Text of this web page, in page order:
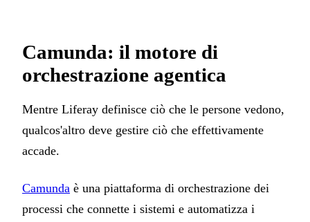
Camunda: il motore di
orchestrazione agentica
Mentre Liferay definisce ciò che le persone vedono,
qualcos'altro deve gestire ciò che effettivamente
accade.
Camunda è una piattaforma di orchestrazione dei
processi che connette i sistemi e automatizza i